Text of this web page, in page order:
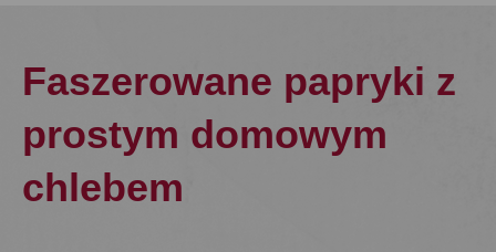
Faszerowane papryki z
prostym domowym
chlebem